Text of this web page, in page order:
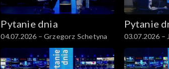
Pytanie dnia
04.07.2026 – Grzegorz Schetyna
Pytanie
03.07.2026 –